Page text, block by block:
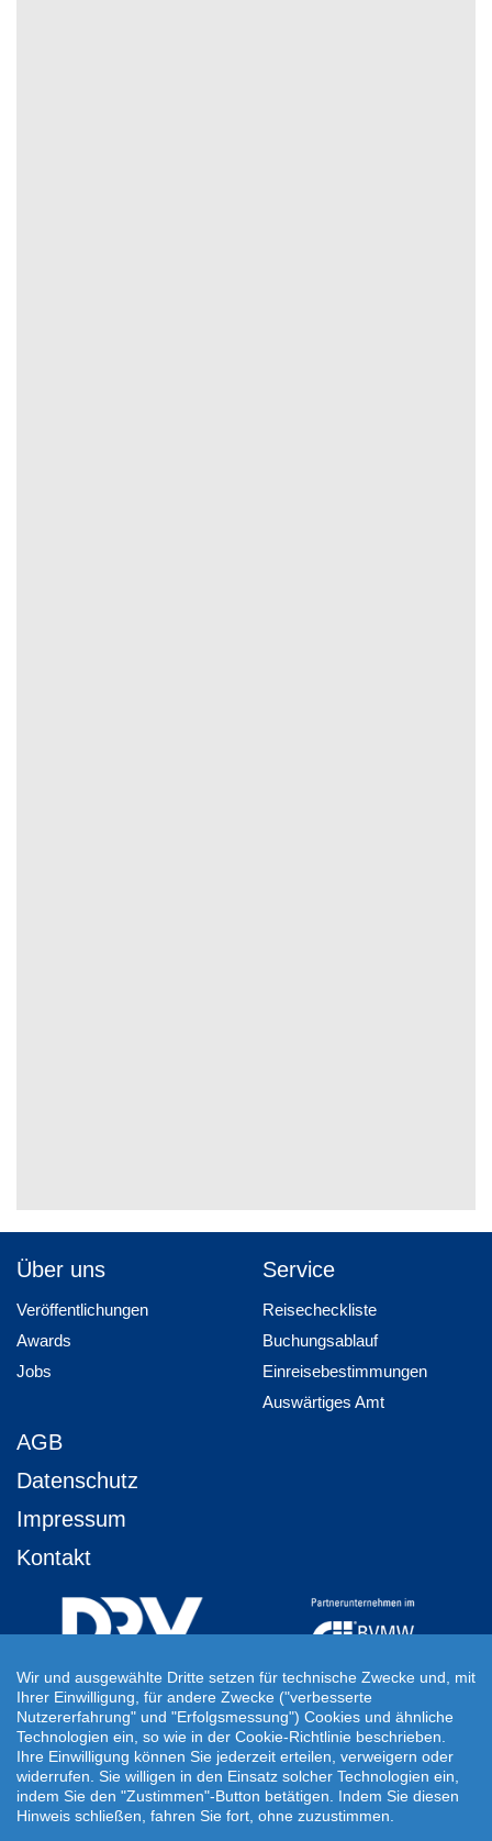
Über uns
Veröffentlichungen
Awards
Jobs
Service
Reisecheckliste
Buchungsablauf
Einreisebestimmungen
Auswärtiges Amt
AGB
Datenschutz
Impressum
Kontakt
Ihre Individuelle Reiseanfrage
Auf Ihre ganz persönlichen Vorstellungen abgestimmt!
Für Ihre individuellen Reisewünsche erstellen wir Ihnen gern ein
persönliches Angebot.
Wir und ausgewählte Dritte setzen für technische Zwecke und, mit
Ihrer Einwilligung, für andere Zwecke ("verbesserte
Nutzererfahrung" und "Erfolgsmessung") Cookies und ähnliche
Technologien ein, so wie in der Cookie-Richtlinie beschrieben.
Ihre Einwilligung können Sie jederzeit erteilen, verweigern oder
widerrufen. Sie willigen in den Einsatz solcher Technologien ein,
indem Sie den "Zustimmen"-Button betätigen. Indem Sie diesen
Hinweis schließen, fahren Sie fort, ohne zuzustimmen.